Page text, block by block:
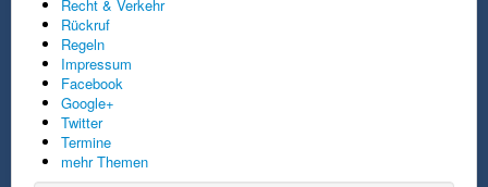
Recht & Verkehr
Rückruf
Regeln
Impressum
Facebook
Google+
Twitter
Termine
mehr Themen